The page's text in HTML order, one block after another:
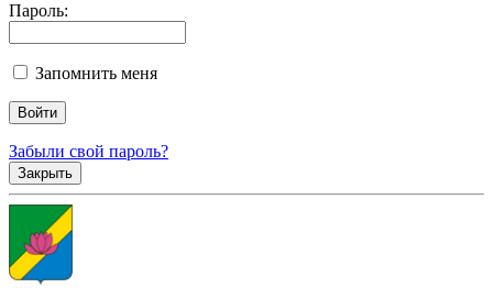
Пароль:
Запомнить меня
Забыли свой пароль?
Закрыть